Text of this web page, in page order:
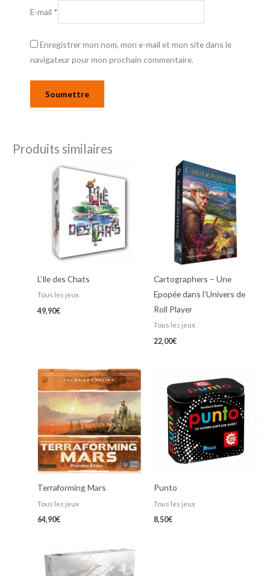
E-mail *
Enregistrer mon nom, mon e-mail et mon site dans le
navigateur pour mon prochain commentaire.
Produits similaires
L’Ile des Chats
Tous les jeux
49,90€
Cartographers – Une
Epopée dans l’Univers de
Roll Player
Tous les jeux
22,00€
Terraforming Mars
Tous les jeux
64,90€
Punto
Tous les jeux
8,50€